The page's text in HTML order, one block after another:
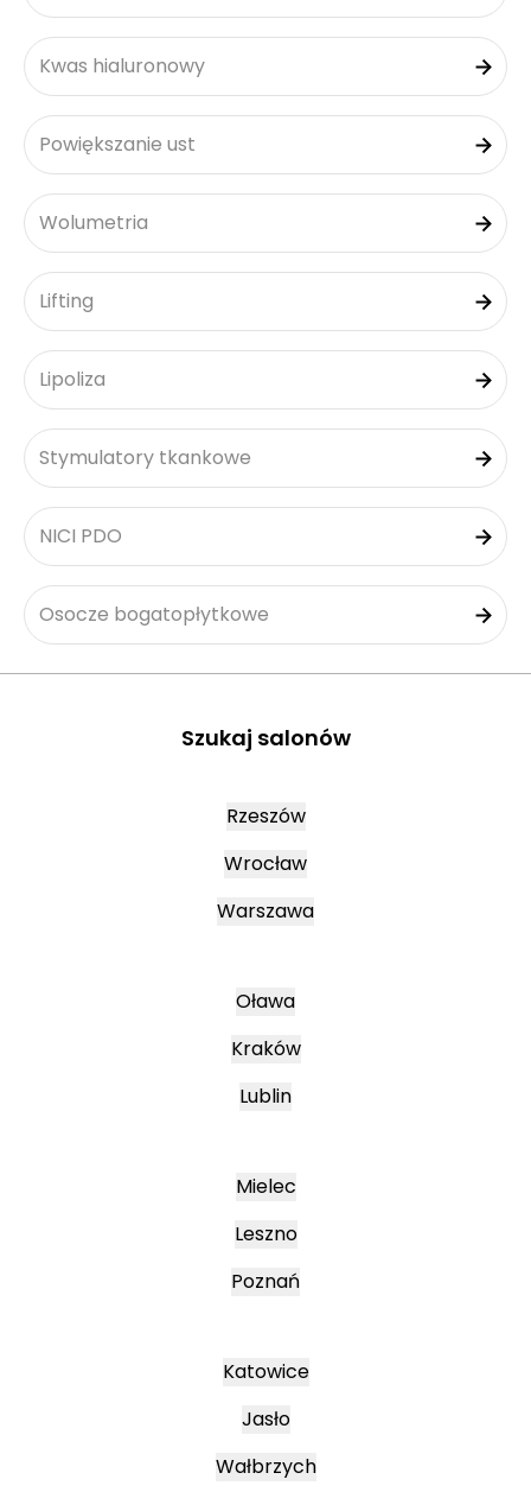
Kwas hialuronowy
Powiększanie ust
Wolumetria
Lifting
Lipoliza
Stymulatory tkankowe
NICI PDO
Osocze bogatopłytkowe
Szukaj salonów
Rzeszów
Wrocław
Warszawa
Oława
Kraków
Lublin
Mielec
Leszno
Poznań
Katowice
Jasło
Wałbrzych